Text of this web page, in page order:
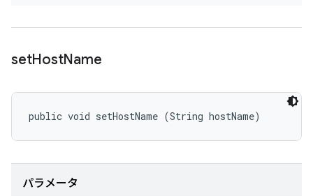
setHostName
public void setHostName (String hostName)
パラメータ